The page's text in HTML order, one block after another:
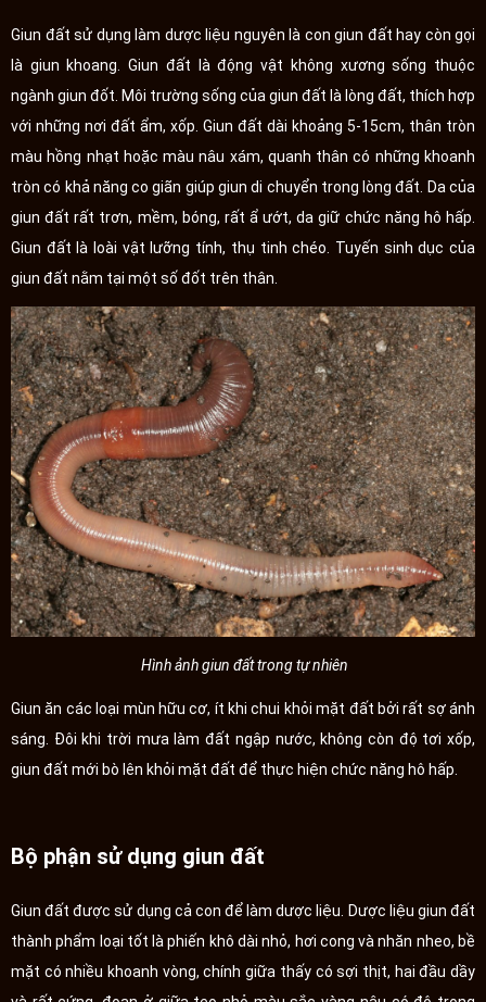
Giun đất sử dụng làm dược liệu nguyên là con giun đất hay còn gọi
là giun khoang. Giun đất là động vật không xương sống thuộc
ngành giun đốt. Môi trường sống của giun đất là lòng đất, thích hợp
với những nơi đất ẩm, xốp. Giun đất dài khoảng 5-15cm, thân tròn
màu hồng nhạt hoặc màu nâu xám, quanh thân có những khoanh
tròn có khả năng co giãn giúp giun di chuyển trong lòng đất. Da của
giun đất rất trơn, mềm, bóng, rất ẩ ướt, da giữ chức năng hô hấp.
Giun đất là loài vật lưỡng tính, thụ tinh chéo. Tuyến sinh dục của
giun đất nằm tại một số đốt trên thân.
Hình ảnh giun đất trong tự nhiên
Giun ăn các loại mùn hữu cơ, ít khi chui khỏi mặt đất bởi rất sợ ánh
sáng. Đôi khi trời mưa làm đất ngập nước, không còn độ tơi xốp,
giun đất mới bò lên khỏi mặt đất để thực hiện chức năng hô hấp.
Bộ phận sử dụng giun đất
Giun đất được sử dụng cả con để làm dược liệu. Dược liệu giun đất
thành phẩm loại tốt là phiến khô dài nhỏ, hơi cong và nhăn nheo, bề
mặt có nhiều khoanh vòng, chính giữa thấy có sợi thịt, hai đầu dầy